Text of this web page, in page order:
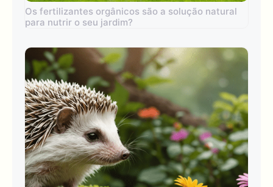
Os fertilizantes orgânicos são a solução natural
para nutrir o seu jardim?